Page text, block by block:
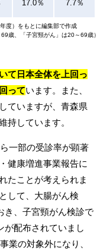
17.0％ 7.7％
度）をもとに編集部で作成
歳、「子宮頸がん」は20～69歳）
て日本全体を上回っ
っています。また、
ていますが、青森県
持しています。
一部の受診率が顕著
健康増進事業報告に
たことが考えられま
して、大腸がん検
き、子宮頸がん検診で
が配布されていまし
業の対象外になり、